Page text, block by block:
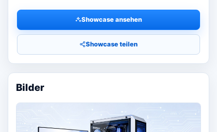
Showcase ansehen
Showcase teilen
Bilder